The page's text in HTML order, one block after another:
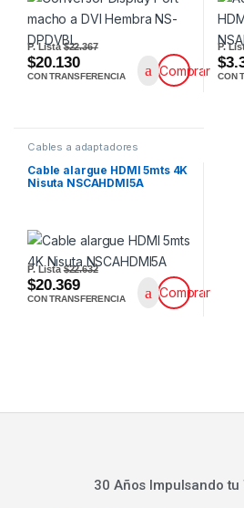
P. Lista$22.367
$20.130
CON TRANSFERENCIA Comprar
P.
CON
Cables a adaptadores
Cable alargue HDMI 5mts 4K
Nisuta NSCAHDMI5A
P. Lista$22.632
$20.369
CON TRANSFERENCIA Comprar
30 Años Impulsando